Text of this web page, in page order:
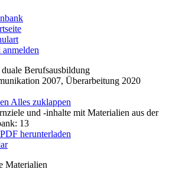
Berufsausbildung
2007, Überarbeitung 2020
Alles zuklappen
und -inhalte mit Materialien aus der
13
herunterladen
Materialien